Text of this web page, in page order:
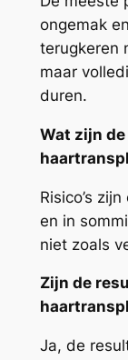
ongemak
terugkeren
maar
duren.
Wat zijn de
Risico’s
en in
niet zoals
Zijn de
Ja, de